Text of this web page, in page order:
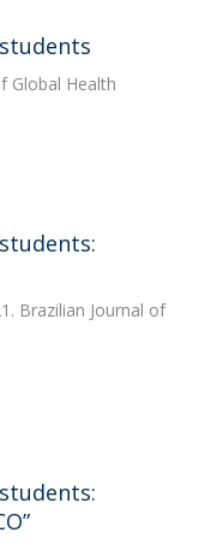
Global Health
Brazilian Journal of